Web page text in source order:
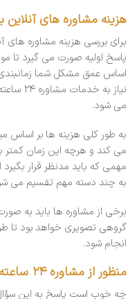
هزینه مشاوره های
برای بررسی هزینه مشاوره های
پاسخ اولیه صورت می گیرد
اساس عمق مشکل شما زمانبندی
نیاز
می شود.
به طور کلی هزینه ها بر اساس
می کند و هرچه این زمان کمتر
مهمی که باید مدنظر قرار
به چند دسته مهم تقسیم می
برخی از مشاوره ها باید به
گروهی تصویری خواهد بود تا
انجام شود.
منظور از مشاوره ۲۴ ساعته رایگان چیست؟
چه خوب است پاسخ به این سؤال